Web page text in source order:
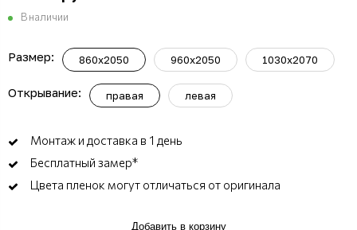
В наличии
Размер: 860x2050 960x2050 1030x2070
Открывание: правая левая
Монтаж и доставка в 1 день
Бесплатный замер*
Цвета пленок могут отличаться от оригинала
Добавить в корзину